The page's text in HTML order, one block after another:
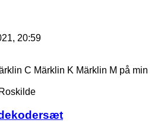
20:59
C Märklin K Märklin M på min
Roskilde